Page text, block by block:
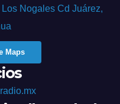
Nogales Cd Juárez,
Maps